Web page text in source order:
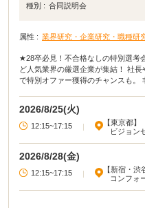
種別 : 合同説明会
属性 : 業界研究・企業研究・職種研
★28卒必見！不合格なしの特別選考
ど人気業界の厳選企業が集結！ 社
で特別オファー獲得のチャンスも。
2026/8/25(火)
12:15~17:15
【東京都】
ビジョン
2026/8/28(金)
12:15~17:15
【新宿・渋
部）】
コンフォ